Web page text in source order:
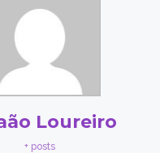
Loureiro
+ posts